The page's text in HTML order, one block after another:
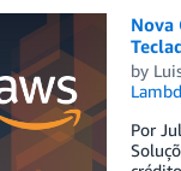
Nova
by
Por